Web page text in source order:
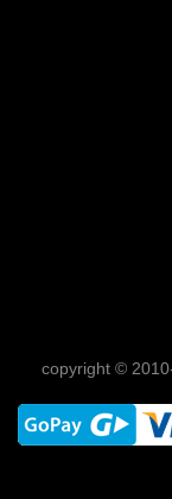
copyright ©